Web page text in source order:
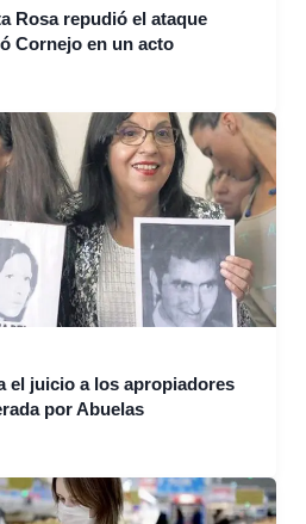
Rosa repudió el ataque
Cornejo en un acto
el juicio a los apropiadores
por Abuelas